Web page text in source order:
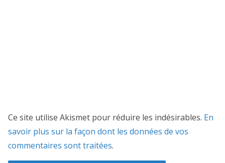
Ce site utilise Akismet pour réduire les indésirables. En
savoir plus sur la façon dont les données de vos
commentaires sont traitées.